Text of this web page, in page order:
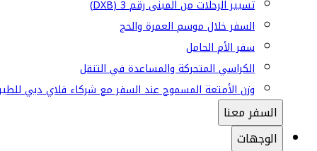
تسيير الرحلات من المبنى رقم 3 (DXB)
السفر خلال موسم العمرة والحج
سفر الأم الحامل
الكراسي المتحركة والمساعدة في التنقل
وزن الأمتعة المسموح عند السفر مع شركاء فلاي دبي
السفر معنا
الوجهات